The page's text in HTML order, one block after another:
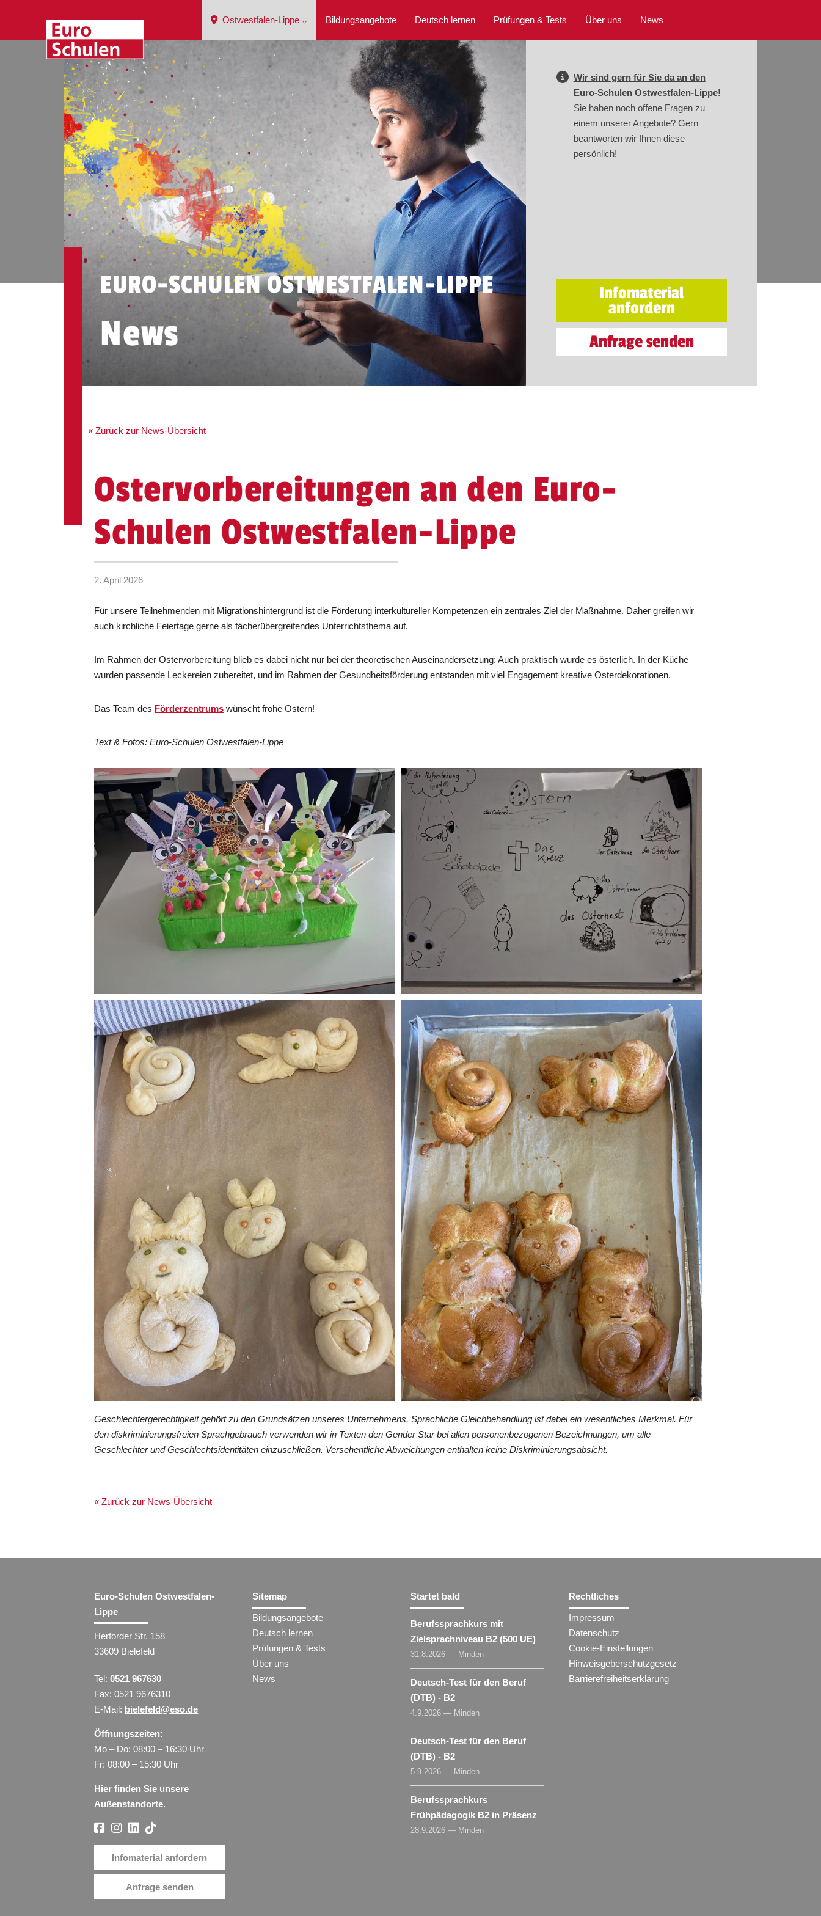
Ostwestfalen-Lippe ⌵ Bildungsangebote Deutsch lernen Prüfungen & Tests Über uns News
EURO-SCHULEN OSTWESTFALEN-LIPPE
News
Wir sind gern für Sie da an den
Euro-Schulen Ostwestfalen-Lippe!
Sie haben noch offene Fragen zu
einem unserer Angebote? Gern
beantworten wir Ihnen diese
persönlich!
Infomaterial
anfordern
Anfrage senden
« Zurück zur News-Übersicht
Ostervorbereitungen an den Euro-
Schulen Ostwestfalen-Lippe
2. April 2026
Für unsere Teilnehmenden mit Migrationshintergrund ist die Förderung interkultureller Kompetenzen ein zentrales Ziel der Maßnahme. Daher greifen wir
auch kirchliche Feiertage gerne als fächerübergreifendes Unterrichtsthema auf.
Im Rahmen der Ostervorbereitung blieb es dabei nicht nur bei der theoretischen Auseinandersetzung: Auch praktisch wurde es österlich. In der Küche
wurden passende Leckereien zubereitet, und im Rahmen der Gesundheitsförderung entstanden mit viel Engagement kreative Osterdekorationen.
Das Team des Förderzentrums wünscht frohe Ostern!
Text & Fotos: Euro-Schulen Ostwestfalen-Lippe
Geschlechtergerechtigkeit gehört zu den Grundsätzen unseres Unternehmens. Sprachliche Gleichbehandlung ist dabei ein wesentliches Merkmal. Für
den diskriminierungsfreien Sprachgebrauch verwenden wir in Texten den Gender Star bei allen personenbezogenen Bezeichnungen, um alle
Geschlechter und Geschlechtsidentitäten einzuschließen. Versehentliche Abweichungen enthalten keine Diskriminierungsabsicht.
« Zurück zur News-Übersicht
Euro-Schulen Ostwestfalen-
Lippe
Herforder Str. 158
33609 Bielefeld
Tel:0521 967630
Fax: 0521 9676310
E-Mail: bielefeld@eso.de
Öffnungszeiten:
Mo – Do: 08:00 – 16:30 Uhr
Fr: 08:00 – 15:30 Uhr
Hier finden Sie unsere
Außenstandorte.
Infomaterial anfordern
Anfrage senden
Sitemap
Bildungsangebote
Deutsch lernen
Prüfungen & Tests
Über uns
News
Startet bald
Berufssprachkurs mit
Zielsprachniveau B2 (500 UE)
31.8.2026 — Minden
Deutsch-Test für den Beruf
(DTB) - B2
4.9.2026 — Minden
Deutsch-Test für den Beruf
(DTB) - B2
5.9.2026 — Minden
Berufssprachkurs
Frühpädagogik B2 in Präsenz
28.9.2026 — Minden
Rechtliches
Impressum
Datenschutz
Cookie-Einstellungen
Hinweisgeberschutzgesetz
Barrierefreiheitserklärung